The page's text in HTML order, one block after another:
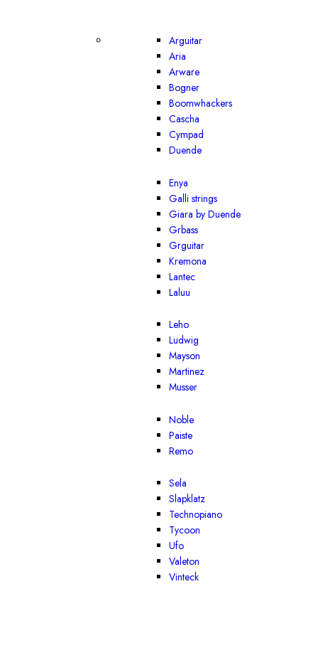
Arguitar
Aria
Arware
Bogner
Boomwhackers
Cascha
Cympad
Duende
Enya
Galli strings
Giara by Duende
Grbass
Grguitar
Kremona
Lantec
Laluu
Leho
Ludwig
Mayson
Martinez
Musser
Noble
Paiste
Remo
Sela
Slapklatz
Technopiano
Tycoon
Ufo
Valeton
Vinteck